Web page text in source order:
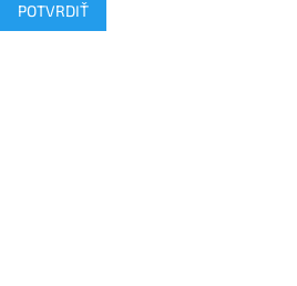
POTVRDIŤ